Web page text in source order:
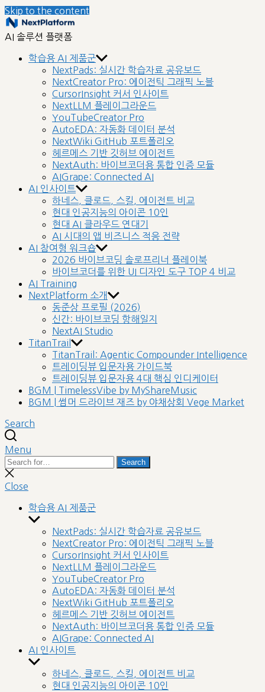
Skip to the content
AI 솔루션 플랫폼
학습용 AI 제품군
NextPads: 실시간 학습자료 공유보드
NextCreator Pro: 에이전틱 그래픽 노블
CursorInsight 커서 인사이트
NextLLM 플레이그라운드
YouTubeCreator Pro
AutoEDA: 자동화 데이터 분석
NextWiki GitHub 포트폴리오
헤르메스 기반 깃허브 에이전트
NextAuth: 바이브코더용 통합 인증 모듈
AIGrape: Connected AI
AI 인사이트
하네스, 클로드, 스킬, 에이전트 비교
현대 인공지능의 아이콘 10인
현대 AI 클라우드 연대기
AI 시대의 앱 비즈니스 적응 전략
AI 참여형 워크숍
2026 바이브코딩 솔로프리너 플레이북
바이브코더를 위한 UI 디자인 도구 TOP 4 비교
AI Training
NextPlatform 소개
동준상 프로필 (2026)
신간: 바이브코딩 항해일지
NextAI Studio
TitanTrail
TitanTrail: Agentic Compounder Intelligence
트레이딩뷰 입문자용 가이드북
트레이딩뷰 입문자용 4대 핵심 인디케이터
BGM | TimelessVibe by MyShareMusic
BGM | 썸머 드라이브 재즈 by 야채상회 Vege Market
Search
Menu
Search
for:
Search
Close
search
Close
학습용 AI 제품군
Show
sub
menu
NextPads: 실시간 학습자료 공유보드
NextCreator Pro: 에이전틱 그래픽 노블
CursorInsight 커서 인사이트
NextLLM 플레이그라운드
YouTubeCreator Pro
AutoEDA: 자동화 데이터 분석
NextWiki GitHub 포트폴리오
헤르메스 기반 깃허브 에이전트
NextAuth: 바이브코더용 통합 인증 모듈
AIGrape: Connected AI
AI 인사이트
Show
sub
menu
하네스, 클로드, 스킬, 에이전트 비교
현대 인공지능의 아이콘 10인